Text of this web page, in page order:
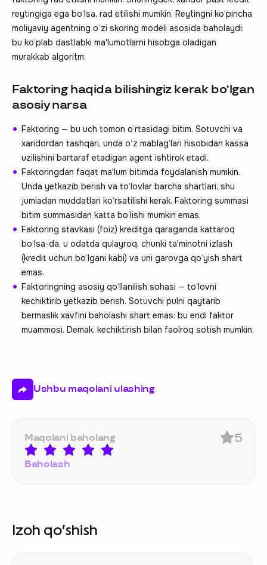
reytingiga ega bo‘lsa, rad etilishi mumkin. Reytingni ko‘pincha
moliyaviy agentning o‘zi skoring modeli asosida baholaydi:
bu ko‘plab dastlabki ma'lumotlarni hisobga oladigan
murakkab algoritm.
Faktoring haqida bilishingiz kerak bo‘lgan
asosiy narsa
Faktoring — bu uch tomon o‘rtasidagi bitim. Sotuvchi va
xaridordan tashqari, unda o‘z mablag‘lari hisobidan kassa
uzilishini bartaraf etadigan agent ishtirok etadi.
Faktoringdan faqat ma'lum bitimda foydalanish mumkin.
Unda yetkazib berish va to‘lovlar barcha shartlari, shu
jumladan muddatlari ko‘rsatilishi kerak. Faktoring summasi
bitim summasidan katta bo‘lishi mumkin emas.
Faktoring stavkasi (foiz) kreditga qaraganda kattaroq
bo‘lsa-da, u odatda qulayroq, chunki ta'minotni izlash
(kredit uchun bo‘lgani kabi) va uni garovga qo‘yish shart
emas.
Faktoringning asosiy qo‘llanilish sohasi — to‘lovni
kechiktirib yetkazib berish. Sotuvchi pulni qaytarib
bermaslik xavfini baholashi shart emas: bu endi faktor
muammosi. Demak, kechiktirish bilan faolroq sotish mumkin.
Ushbu maqolani ulashing
Maqolani baholang
Baholash
5
Izoh qo‘shish